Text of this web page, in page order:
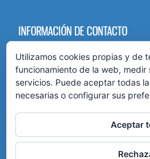
INFORMACIÓN DE CONTACTO
Paseo María Agustín 89-91
Teléfono:976 436 846
Móvil:651 88 52 10
Email:
Utilizamos cookies propias y de
funcionamiento de la web, medir
servicios. Puede aceptar todas
necesarias o configurar sus
Aceptar